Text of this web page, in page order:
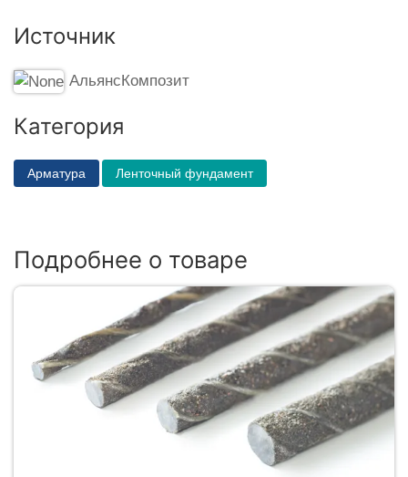
Источник
АльянсКомпозит
Категория
Арматура Ленточный фундамент
Подробнее о товаре